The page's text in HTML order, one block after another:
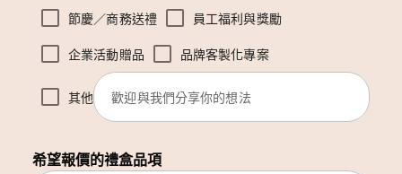
節慶／商務送禮
員工福利與獎勵
企業活動贈品
品牌客製化專案
其他
希望報價的禮盒品項